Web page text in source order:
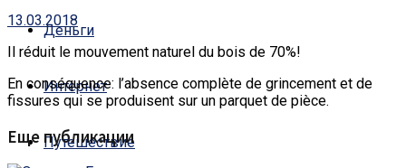
Деньги
Интернет
Путешествие
13.03.2018
Il réduit le mouvement naturel du bois de 70%!
En conséquence: l’absence complète de grincement et de
fissures qui se produisent sur un parquet de pièce.
Еще публикации